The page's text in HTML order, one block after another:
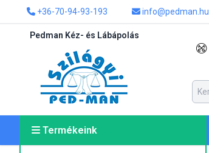
+36-70-94-93-193 info@pedman.hu
Pedman Kéz- és Lábápolás
Termékeink